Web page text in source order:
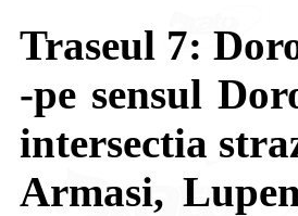
Traseul 7:
-pe sensul
intersectia
Armasi,